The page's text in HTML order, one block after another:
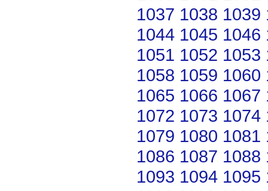
1037 1038 1039
1044 1045 1046
1051 1052 1053
1058 1059 1060
1065 1066 1067
1072 1073 1074
1079 1080 1081
1086 1087 1088
1093 1094 1095